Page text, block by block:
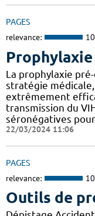
PAGES
relevance:
La prophylaxie
stratégie
extrêmement
transmission du
séronégatives pour
22/03/2024 11:06
PAGES
relevance:
Outils de